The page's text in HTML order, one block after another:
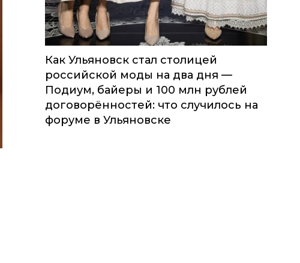
Как Ульяновск стал столицей
российской моды на два дня —
Подиум, байеры и 100 млн рублей
договорённостей: что случилось на
форуме в Ульяновске